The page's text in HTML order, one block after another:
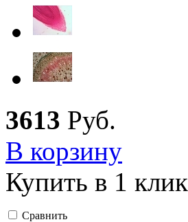
3613 Руб.
В корзину
Купить в 1 клик
Сравнить